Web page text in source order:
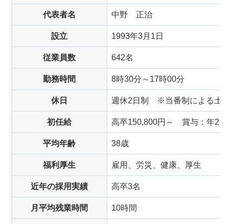
代表者名 中野 正治
設立 1993年3月1日
従業員数 642名
勤務時間 8時30分～17時00分
休日 週休2日制 ※当番制による土
初任給 高卒150,800円～ 賞与：年2回
平均年齢 38歳
福利厚生 雇用、労災、健康、厚生
近年の採用実績 高卒3名
月平均残業時間 10時間